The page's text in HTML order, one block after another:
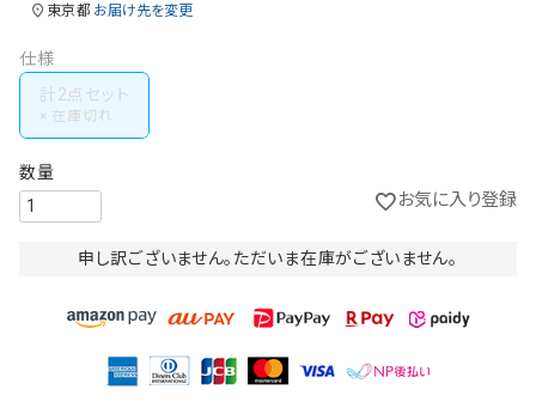
東京都 お届け先を変更
仕様
計2点セット
お気に入り登録
申し訳ございません。ただいま在庫がございません。